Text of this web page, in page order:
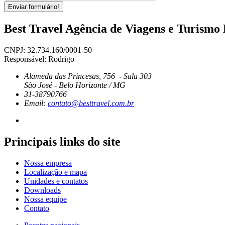
Enviar formulário!
Best Travel Agência de Viagens e Turismo
CNPJ: 32.734.160/0001-50
Responsável: Rodrigo
Alameda das Princesas, 756 - Sala 303
São José - Belo Horizonte / MG
31-38790766
Email: contato@besttravel.com.br
Principais links do site
Nossa empresa
Localização e mapa
Unidades e contatos
Downloads
Nossa equipe
Contato